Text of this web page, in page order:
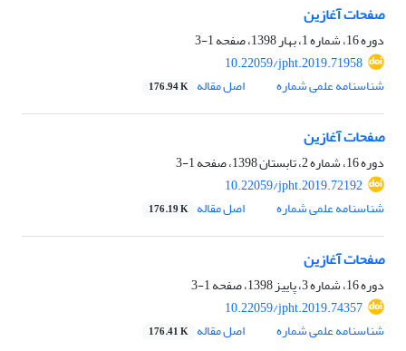
صفحات آغازین
دوره 16، شماره 1، بهار 1398، صفحه
1-3
10.22059/jpht.2019.71958
شناسنامه علمی شماره
اصل مقاله 176.94 K
صفحات آغازین
دوره 16، شماره 2، تابستان 1398، صفحه
1-3
10.22059/jpht.2019.72192
شناسنامه علمی شماره
اصل مقاله 176.19 K
صفحات آغازین
دوره 16، شماره 3، پاییز 1398، صفحه
1-3
10.22059/jpht.2019.74357
شناسنامه علمی شماره
اصل مقاله 176.41 K